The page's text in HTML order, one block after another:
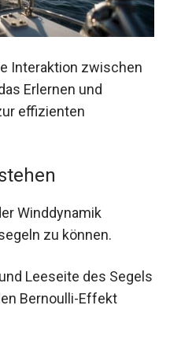
Interaktion zwischen
Erlernen und
effizienten
Winddynamik
zu können.
Leeseite des Segels
Bernoulli-Effekt